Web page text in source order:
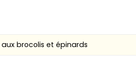
brocolis et épinards